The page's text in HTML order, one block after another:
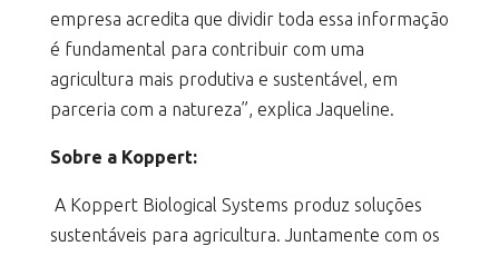
empresa acredita que dividir toda essa informação
é fundamental para contribuir com uma
agricultura mais produtiva e sustentável, em
parceria com a natureza”, explica Jaqueline.
Sobre a Koppert:
A Koppert Biological Systems produz soluções
sustentáveis para agricultura. Juntamente com os